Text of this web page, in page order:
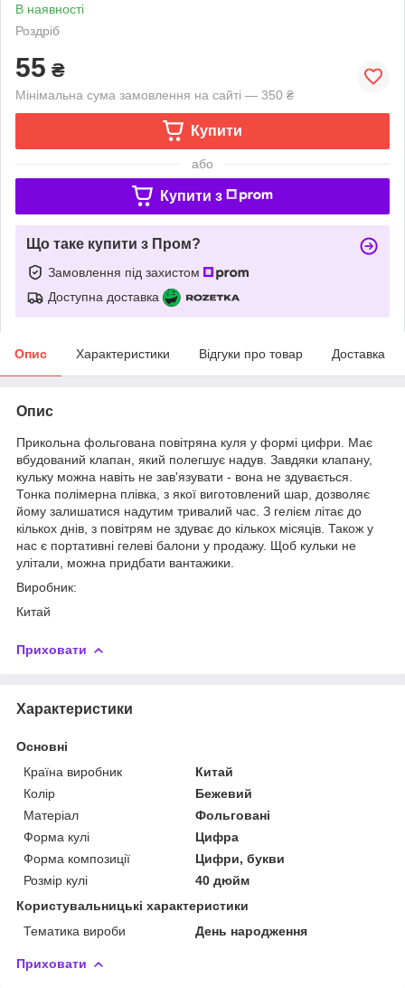
В наявності
Роздріб
55 ₴
Мінімальна сума замовлення на сайті — 350 ₴
Купити
або
Купити з
Що таке купити з Пром?
Замовлення під захистом
Доступна доставка
Опис Характеристики Відгуки про товар Доставка
Опис
Прикольна фольгована повітряна куля у формі цифри. Має
вбудований клапан, який полегшує надув. Завдяки клапану,
кульку можна навіть не зав'язувати - вона не здувається.
Тонка полімерна плівка, з якої виготовлений шар, дозволяє
йому залишатися надутим тривалий час. З гелієм літає до
кількох днів, з повітрям не здуває до кількох місяців. Також у
нас є портативні гелеві балони у продажу. Щоб кульки не
улітали, можна придбати вантажики.
Виробник:
Китай
Приховати
Характеристики
Основні
Країна виробник
Китай
Колір
Бежевий
Матеріал
Фольговані
Форма кулі
Цифра
Форма композиції
Цифри, букви
Розмір кулі
40 дюйм
Користувальницькі характеристики
Тематика вироби
День народження
Приховати